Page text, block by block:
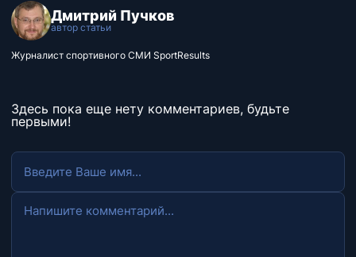
Дмитрий Пучков
автор статьи
Журналист спортивного СМИ SportResults
Здесь пока еще нету комментариев, будьте
первыми!